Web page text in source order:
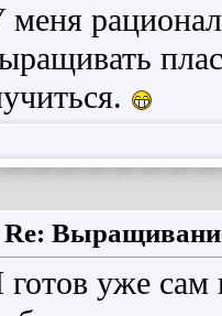
меня
Re:
уже сам